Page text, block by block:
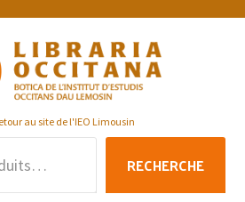
au site de l'IEO Limousin
pour :
RECHERCHE